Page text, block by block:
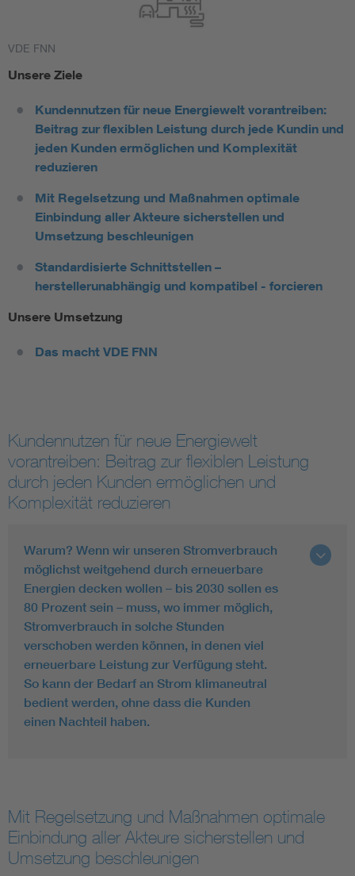
VDE FNN
Unsere Ziele
Kundennutzen für neue Energiewelt vorantreiben:
Beitrag zur flexiblen Leistung durch jede Kundin und
jeden Kunden ermöglichen und Komplexität
reduzieren
Mit Regelsetzung und Maßnahmen optimale
Einbindung aller Akteure sicherstellen und
Umsetzung beschleunigen
Standardisierte Schnittstellen –
herstellerunabhängig und kompatibel - forcieren
Unsere Umsetzung
Das macht VDE FNN
Kundennutzen für neue Energiewelt
vorantreiben: Beitrag zur flexiblen Leistung
durch jeden Kunden ermöglichen und
Komplexität reduzieren
Warum? Wenn wir unseren Stromverbrauch
möglichst weitgehend durch erneuerbare
Energien decken wollen – bis 2030 sollen es
80 Prozent sein – muss, wo immer möglich,
Stromverbrauch in solche Stunden
verschoben werden können, in denen viel
erneuerbare Leistung zur Verfügung steht.
So kann der Bedarf an Strom klimaneutral
bedient werden, ohne dass die Kunden
einen Nachteil haben.
Mit Regelsetzung und Maßnahmen optimale
Einbindung aller Akteure sicherstellen und
Umsetzung beschleunigen